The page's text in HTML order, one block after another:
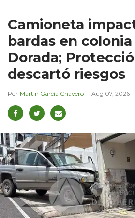
Camioneta
bardas en
Dorada;
descartó riesgos
Martín García Chavero Aug 07, 2026